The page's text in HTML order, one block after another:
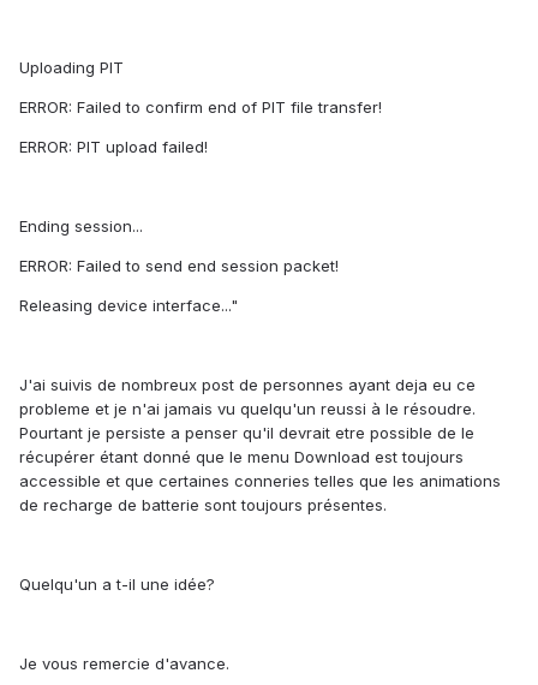
Uploading PIT
ERROR: Failed to confirm end of PIT file transfer!
ERROR: PIT upload failed!
Ending session...
ERROR: Failed to send end session packet!
Releasing device interface..."
J'ai suivis de nombreux post de personnes ayant deja eu ce
probleme et je n'ai jamais vu quelqu'un reussi à le résoudre.
Pourtant je persiste a penser qu'il devrait etre possible de le
récupérer étant donné que le menu Download est toujours
accessible et que certaines conneries telles que les animations
de recharge de batterie sont toujours présentes.
Quelqu'un a t-il une idée?
Je vous remercie d'avance.